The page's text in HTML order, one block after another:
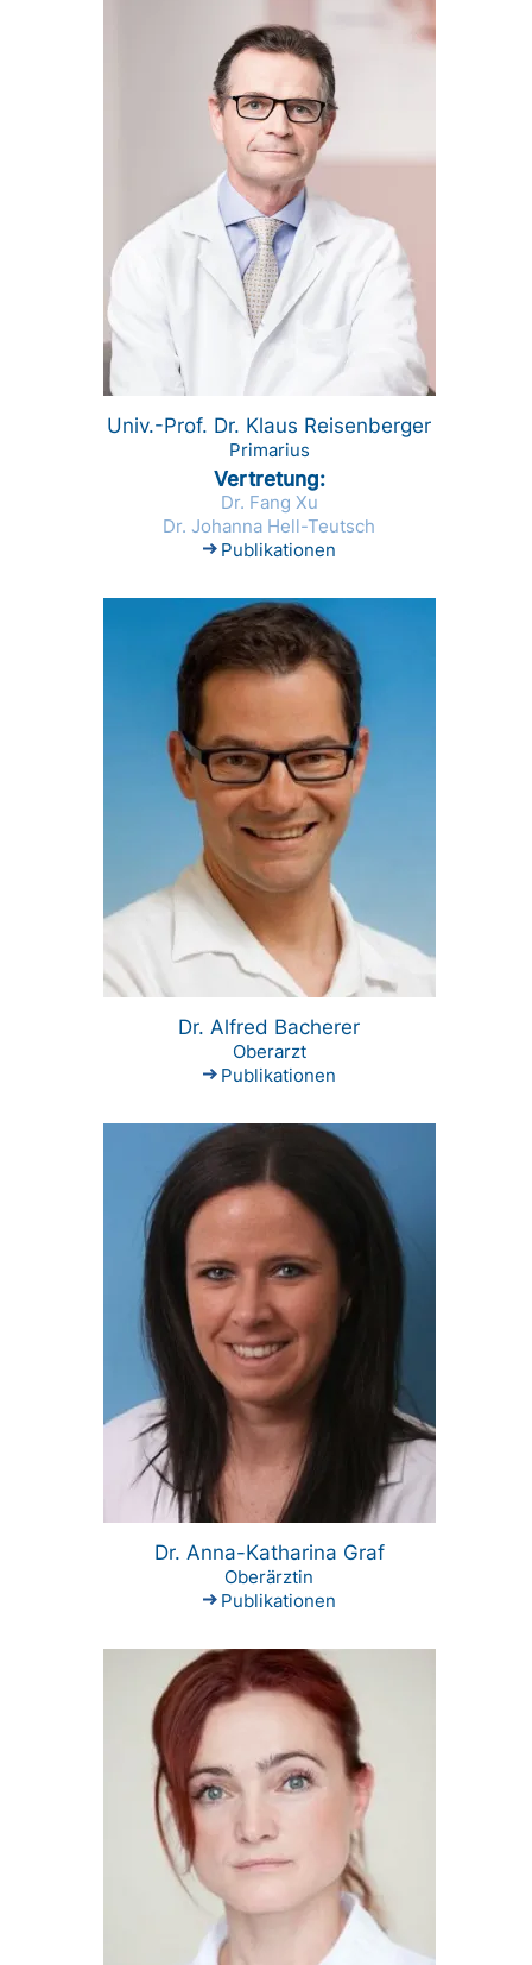
Univ.-Prof. Dr. Klaus Reisenberger
Primarius
Vertretung
Dr. Fang Xu
Dr. Johanna Hell-Teutsch
Publikationen
Dr. Alfred Bacherer
Oberarzt
Publikationen
Dr. Anna-Katharina Graf
Oberärztin
Publikationen